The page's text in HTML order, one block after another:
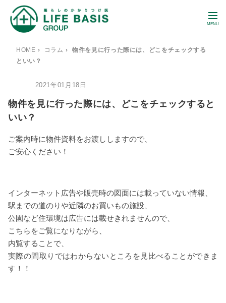
MENU
HOME › コラム ›
物件を見に行った際には、どこをチェックする
といい？
2021年01月18日
物件を見に行った際には、どこをチェックすると
いい？
ご案内時に物件資料をお渡ししますので、
ご安心ください！
インターネット広告や販売時の図面には載っていない情報、
駅までの道のりや近隣のお買いもの施設、
公園など住環境は広告には載せきれませんので、
こちらをご覧になりながら、
内覧することで、
実際の間取りではわからないところを見比べることができま
す！！